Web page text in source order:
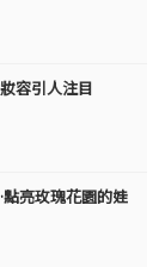
容引人注目
亮玫瑰花園的娃